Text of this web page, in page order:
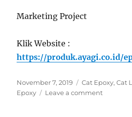
Marketing Project
Klik Website :
https://produk.ayagi.co.id/
Posted
on
November 7, 2019 Categories
Cat Epoxy,Cat
Epoxy
Leave a commenton